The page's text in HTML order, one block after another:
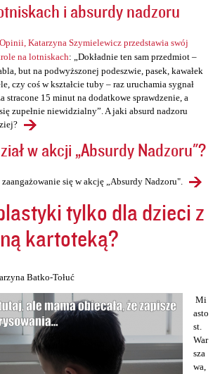
i absurdy nadzoru
Katarzyna Szymielewicz przedstawia swój
na lotniskach: „Dokładnie ten sam przedmiot –
but na podwyższonej podeszwie, pasek, kawałek
czy coś w kształcie tuby – raz uruchamia sygnał
stracone 15 minut na dodatkowe sprawdzenie, a
zupełnie niewidzialny”. A jaki absurd nadzoru
w akcji „Absurdy Nadzoru"?
się w akcję „Absurdy Nadzoru".
tylko dla dzieci z
kartoteką?
Batko-Tołuć
Mi
asto
st.
War
sza
wa,